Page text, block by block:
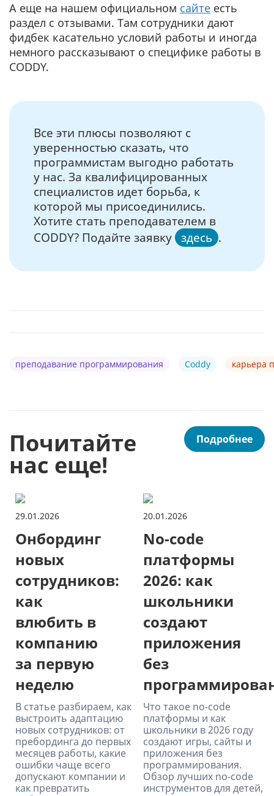
А еще на нашем официальном сайте есть
раздел с отзывами. Там сотрудники дают
фидбек касательно условий работы и иногда
немного рассказывают о специфике работы в
CODDY.
Все эти плюсы позволяют с
уверенностью сказать, что
программистам выгодно работать
у нас. За квалифицированных
специалистов идет борьба, к
которой мы присоединились.
Хотите стать преподавателем в
CODDY? Подайте заявку здесь .
преподавание программирования Coddy карьера
Почитайте
нас еще!
Подробнее
29.01.2026
Онбординг
новых
сотрудников:
как
влюбить в
компанию
за первую
неделю
В статье разбираем, как
выстроить адаптацию
новых сотрудников: от
пребординга до первых
месяцев работы, какие
ошибки чаще всего
допускают компании и
как превратить
20.01.2026
No-code
платформы
2026: как
школьники
создают
приложения
без
Что такое no-code
платформы и как
школьники в 2026 году
создают игры, сайты и
приложения без
программирования.
Обзор лучших no-code
инструментов для детей,